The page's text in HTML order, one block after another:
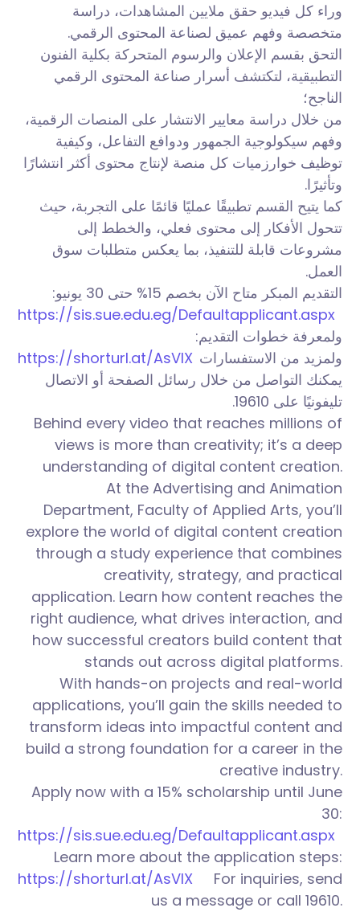
وراء كل فيديو حقق ملايين المشاهدات، دراسة
متخصصة وفهم عميق لصناعة المحتوى الرقمي.
التحق بقسم الإعلان والرسوم المتحركة بكلية الفنون
التطبيقية، لتكتشف أسرار صناعة المحتوى الرقمي
الناجح؛
من خلال دراسة معايير الانتشار على المنصات الرقمية،
وفهم سيكولوجية الجمهور ودوافع التفاعل، وكيفية
توظيف خوارزميات كل منصة لإنتاج محتوى أكثر انتشارًا
وتأثيرًا.
كما يتيح القسم تطبيقًا عمليًا قائمًا على التجربة، حيث
تتحول الأفكار إلى محتوى فعلي، والخطط إلى
مشروعات قابلة للتنفيذ، بما يعكس متطلبات سوق
العمل.
التقديم المبكر متاح الآن بخصم 15% حتى 30 يونيو:
https://sis.sue.edu.eg/Defaultapplicant.aspx
ولمعرفة خطوات التقديم:
https://shorturl.at/AsVlX ولمزيد من الاستفسارات
يمكنك التواصل من خلال رسائل الصفحة أو الاتصال
تليفونيًا على 19610.
Behind every video that reaches millions of
views is more than creativity; it’s a deep
understanding of digital content creation.
At the Advertising and Animation
Department, Faculty of Applied Arts, you’ll
explore the world of digital content creation
through a study experience that combines
creativity, strategy, and practical
application. Learn how content reaches the
right audience, what drives interaction, and
how successful creators build content that
stands out across digital platforms.
With hands-on projects and real-world
applications, you’ll gain the skills needed to
transform ideas into impactful content and
build a strong foundation for a career in the
creative industry.
Apply now with a 15% scholarship until June
30:
https://sis.sue.edu.eg/Defaultapplicant.aspx
Learn more about the application steps:
https://shorturl.at/AsVlX
For inquiries, send
us a message or call 19610.